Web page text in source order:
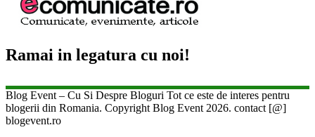
Ramai in legatura cu noi!
Blog Event – Cu Si Despre Bloguri Tot ce este de interes pentru
blogerii din Romania. Copyright Blog Event 2026. contact [@]
blogevent.ro